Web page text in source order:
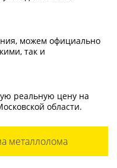
можем официально
так и
реальную цену на
области.
металлолома